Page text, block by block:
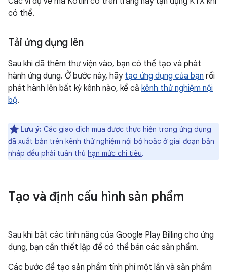
có thể.
Tải ứng dụng lên
Sau khi đã thêm thư viện vào, bạn có thể tạo và phát
hành ứng dụng. Ở bước này, hãy tạo ứng dụng của bạn rồi
phát hành lên bất kỳ kênh nào, kể cả kênh thử nghiệm nội
bộ.
Lưu ý: Các giao dịch mua được thực hiện trong ứng dụng
đã xuất bản trên kênh thử nghiệm nội bộ hoặc ở giai đoạn bản
nháp đều phải tuân thủ hạn mức chi tiêu.
Tạo và định cấu hình sản phẩm
Sau khi bật các tính năng của Google Play Billing cho ứng
dụng, bạn cần thiết lập để có thể bán các sản phẩm.
Các bước để tạo sản phẩm tính phí một lần và sản phẩm